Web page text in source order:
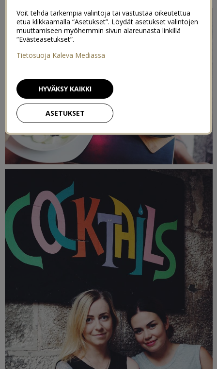
Voit tehdä tarkempia valintoja tai vastustaa oikeutettua
etua klikkaamalla “Asetukset”. Löydät asetukset valintojen
muuttamiseen myöhemmin sivun alareunasta linkillä
“Evästeasetukset”.
Tietosuoja Kaleva Mediassa
ASETUKSET
HYVÄKSY KAIKKI